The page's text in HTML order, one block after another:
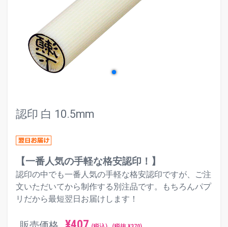
認印 白 10.5mm
【一番人気の手軽な格安認印！】
認印の中でも一番人気の手軽な格安認印ですが、ご注
文いただいてから制作する別注品です。もちろんパプ
リだから最短翌日お届けします！